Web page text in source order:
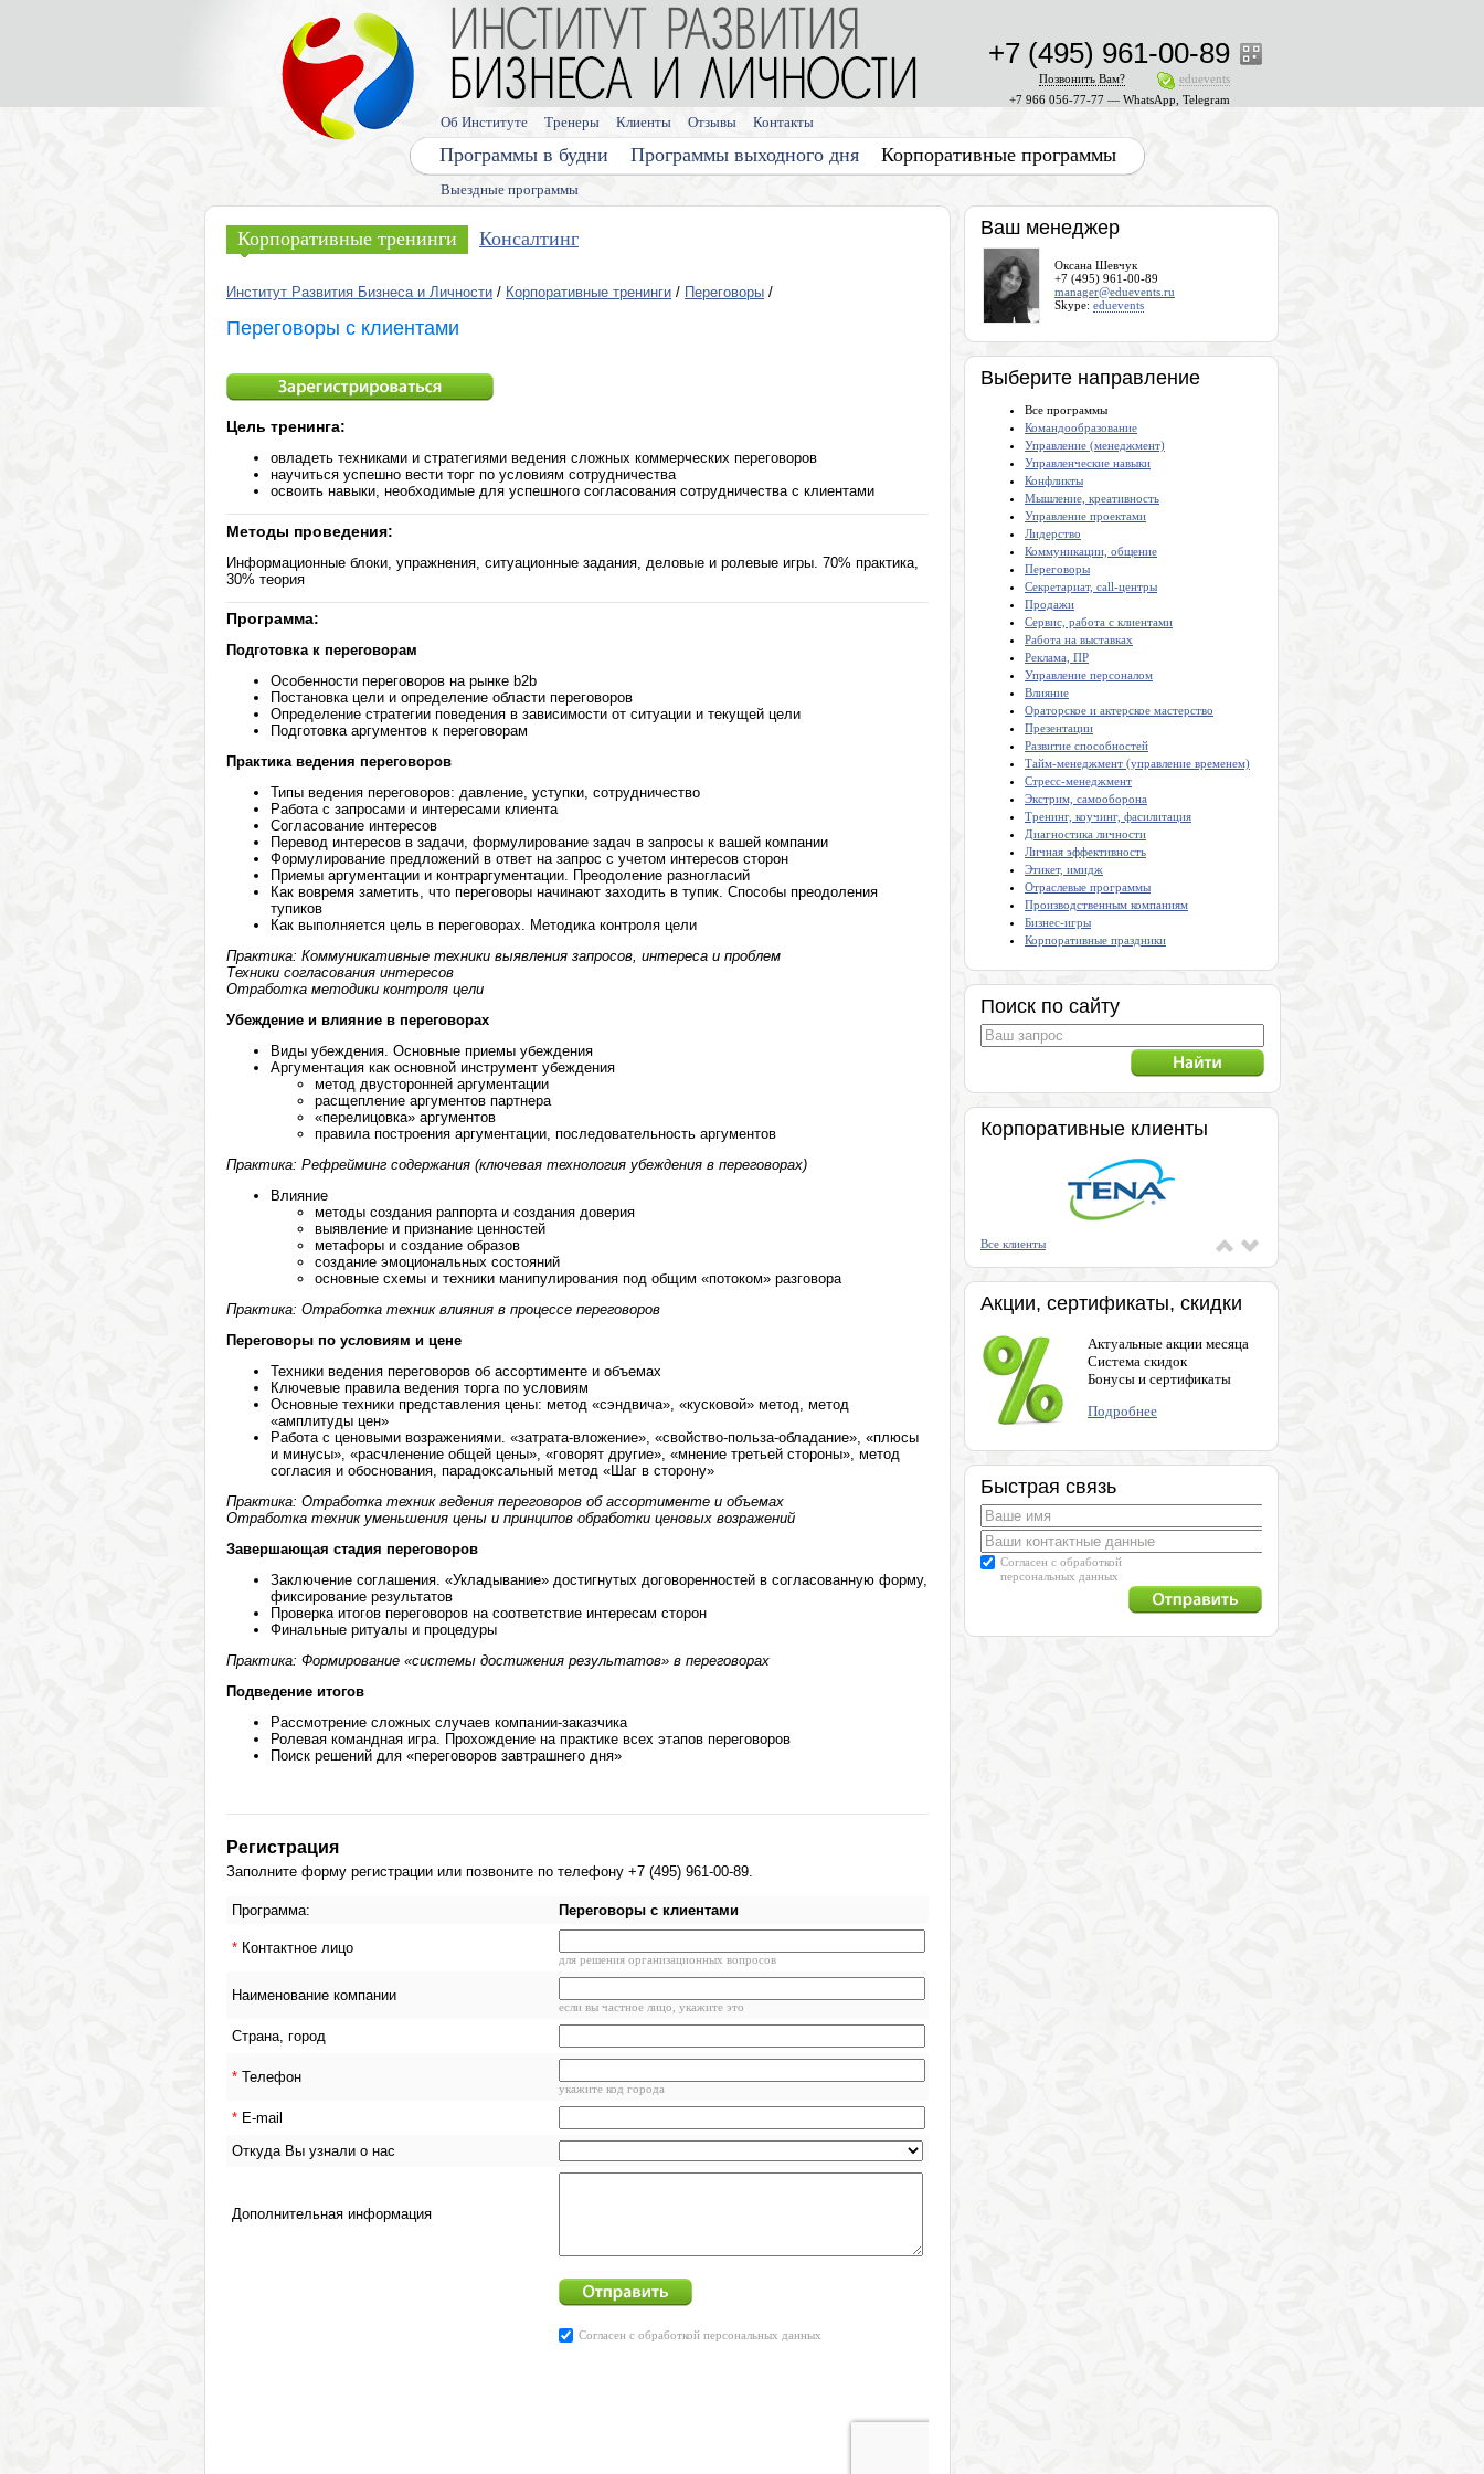
Выездные программы
Программы в будни Программы выходного дня Корпоративные программы
Об Институте Тренеры Клиенты Отзывы Контакты
+7 966 056-77-77 — WhatsApp, Telegram
eduevents
Позвонить Вам?
+7 (495) 961-00-89
Корпоративные тренинги Консалтинг
Институт Развития Бизнеса и Личности / Корпоративные тренинги / Переговоры /
Переговоры с клиентами
Цель тренинга:
овладеть техниками и стратегиями ведения сложных коммерческих переговоров
научиться успешно вести торг по условиям сотрудничества
освоить навыки, необходимые для успешного согласования сотрудничества с клиентами
Методы проведения:
Информационные блоки, упражнения, ситуационные задания, деловые и ролевые игры. 70% практика,
30% теория
Программа:
Подготовка к переговорам
Особенности переговоров на рынке b2b
Постановка цели и определение области переговоров
Определение стратегии поведения в зависимости от ситуации и текущей цели
Подготовка аргументов к переговорам
Практика ведения переговоров
Типы ведения переговоров: давление, уступки, сотрудничество
Работа с запросами и интересами клиента
Согласование интересов
Перевод интересов в задачи, формулирование задач в запросы к вашей компании
Формулирование предложений в ответ на запрос с учетом интересов сторон
Приемы аргументации и контраргументации. Преодоление разногласий
Как вовремя заметить, что переговоры начинают заходить в тупик. Способы преодоления
тупиков
Как выполняется цель в переговорах. Методика контроля цели
Практика: Коммуникативные техники выявления запросов, интереса и проблем
Техники согласования интересов
Отработка методики контроля цели
Убеждение и влияние в переговорах
Виды убеждения. Основные приемы убеждения
Аргументация как основной инструмент убеждения
метод двусторонней аргументации
расщепление аргументов партнера
«перелицовка» аргументов
правила построения аргументации, последовательность аргументов
Практика: Рефрейминг содержания (ключевая технология убеждения в переговорах)
Влияние
методы создания раппорта и создания доверия
выявление и признание ценностей
метафоры и создание образов
создание эмоциональных состояний
основные схемы и техники манипулирования под общим «потоком» разговора
Практика: Отработка техник влияния в процессе переговоров
Переговоры по условиям и цене
Техники ведения переговоров об ассортименте и объемах
Ключевые правила ведения торга по условиям
Основные техники представления цены: метод «сэндвича», «кусковой» метод, метод
«амплитуды цен»
Работа с ценовыми возражениями. «затрата-вложение», «свойство-польза-обладание», «плюсы
и минусы», «расчленение общей цены», «говорят другие», «мнение третьей стороны», метод
согласия и обоснования, парадоксальный метод «Шаг в сторону»
Практика: Отработка техник ведения переговоров об ассортименте и объемах
Отработка техник уменьшения цены и принципов обработки ценовых возражений
Завершающая стадия переговоров
Заключение соглашения. «Укладывание» достигнутых договоренностей в согласованную форму,
фиксирование результатов
Проверка итогов переговоров на соответствие интересам сторон
Финальные ритуалы и процедуры
Практика: Формирование «системы достижения результатов» в переговорах
Подведение итогов
Рассмотрение сложных случаев компании-заказчика
Ролевая командная игра. Прохождение на практике всех этапов переговоров
Поиск решений для «переговоров завтрашнего дня»
Регистрация
Заполните форму регистрации или позвоните по телефону +7 (495) 961-00-89.
Ваш менеджер
Оксана Шевчук
+7 (495) 961-00-89
manager@eduevents.ru
Skype: eduevents
Выберите направление
Все программы
Командообразование
Управление (менеджмент)
Управленческие навыки
Конфликты
Мышление, креативность
Управление проектами
Лидерство
Коммуникации, общение
Переговоры
Секретариат, call-центры
Продажи
Сервис, работа с клиентами
Работа на выставках
Реклама, ПР
Управление персоналом
Влияние
Ораторское и актерское мастерство
Презентации
Развитие способностей
Тайм-менеджмент (управление временем)
Стресс-менеджмент
Экстрим, самооборона
Тренинг, коучинг, фасилитация
Диагностика личности
Личная эффективность
Этикет, имидж
Отраслевые программы
Производственным компаниям
Бизнес-игры
Корпоративные праздники
Поиск по сайту
Корпоративные клиенты
Все клиенты
Акции, сертификаты, скидки
Актуальные акции месяца
Система скидок
Бонусы и сертификаты
Подробнее
Быстрая связь